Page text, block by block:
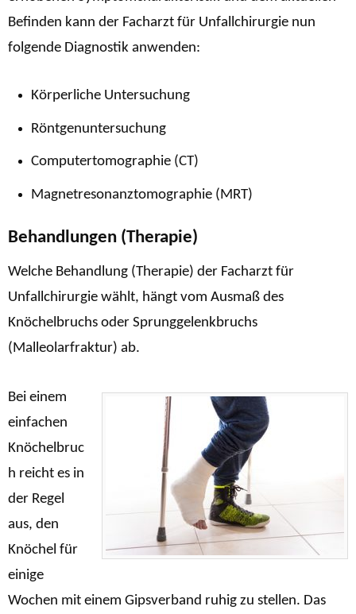
Befinden kann der Facharzt für Unfallchirurgie nun
folgende Diagnostik anwenden:
Körperliche Untersuchung
Röntgenuntersuchung
Computertomographie (CT)
Magnetresonanztomographie (MRT)
Behandlungen (Therapie)
Welche Behandlung (Therapie) der Facharzt für
Unfallchirurgie wählt, hängt vom Ausmaß des
Knöchelbruchs oder Sprunggelenkbruchs
(Malleolarfraktur) ab.
Bei einem
einfachen
Knöchelbruc
h reicht es in
der Regel
aus, den
Knöchel für
einige
Wochen mit einem Gipsverband ruhig zu stellen. Das